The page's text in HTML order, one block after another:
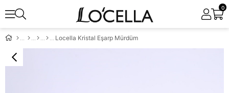
0
Locella Kristal Eşarp Mürdüm